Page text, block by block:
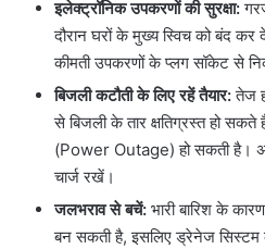
इलेक्ट्रॉनिक उपकरणों की सुरक्षा:
दौरान घरों के मुख्य स्विच को बंद
कीमती उपकरणों के प्लग सॉकेट से
बिजली कटौती के लिए रहें तैयार:तेज
से बिजली के तार क्षतिग्रस्त हो
(Power Outage) हो सकती है।
चार्ज रखें।
जलभराव से बचें: भारी बारिश के
बन सकती है, इसलिए ड्रेनेज